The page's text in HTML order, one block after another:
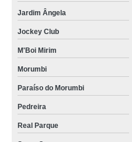
Jardim Ângela
Jockey Club
M'Boi Mirim
Morumbi
Paraíso do Morumbi
Pedreira
Real Parque